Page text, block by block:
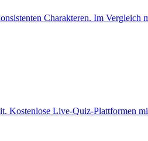
Charakteren. Im Vergleich
Live-Quiz-Plattformen